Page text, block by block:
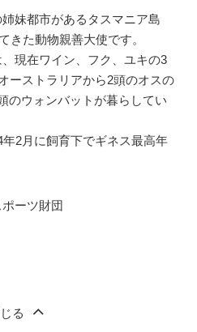
妹都市があるタスマニア島
きた動物親善大使です。
現在ワイン、フク、ユキの3
ーストラリアから2頭のオスの
のウォンバットが暮らしてい
2月に飼育下でギネス最高年
ーツ財団
る